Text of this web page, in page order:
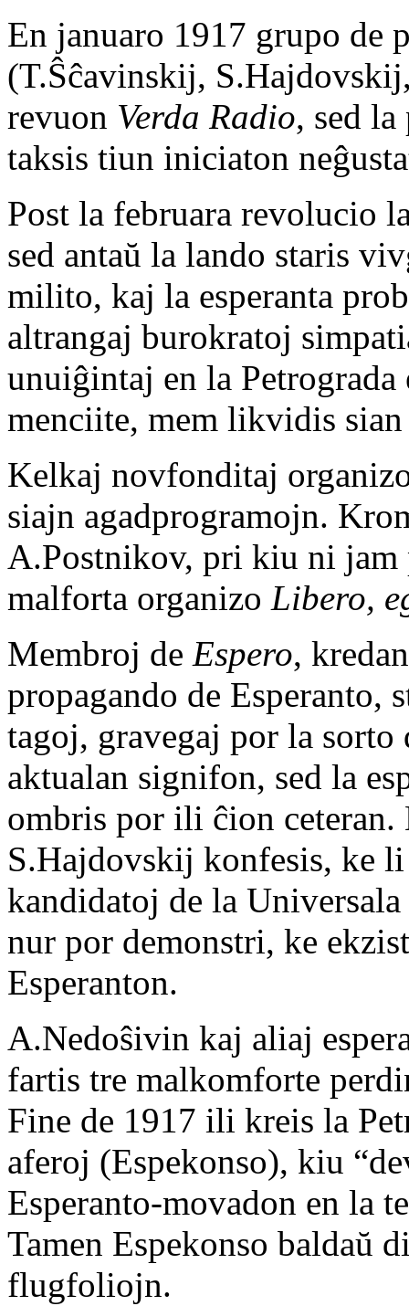
En januaro 1917 grupo de
(T.Ŝĉavinskij,
revuon Verda Radio, sed
taksis tiun iniciaton
Post la februara revolucio
sed antaŭ la lando staris
milito, kaj la esperanta
altrangaj burokratoj
unuiĝintaj en la
menciite, mem likvidis
Kelkaj novfonditaj
siajn agadprogramojn.
A.Postnikov, pri kiu ni
malforta organizo Libero,
Membroj de Espero,
propagando de
tagoj, gravegaj por la sorto
aktualan signifon, sed la
ombris por ili ĉion ceteran.
S.Hajdovskij konfesis, ke
kandidatoj de la
nur por demonstri, ke
Esperanton.
A.Nedoŝivin kaj aliaj
fartis tre malkomforte
Fine de 1917 ili kreis la
aferoj (Espekonso), kiu
Esperanto-movadon en la
Tamen Espekonso baldaŭ
flugfoliojn.